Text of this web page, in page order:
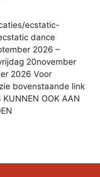
ecstatic-
dance
2026 –
20november
2026 Voor
bovenstaande link
OOK AAN